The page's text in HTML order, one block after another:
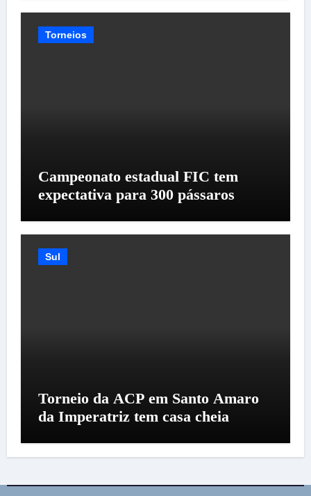
Torneios
Campeonato estadual FIC tem
expectativa para 300 pássaros
Sul
Torneio da ACP em Santo Amaro
da Imperatriz tem casa cheia